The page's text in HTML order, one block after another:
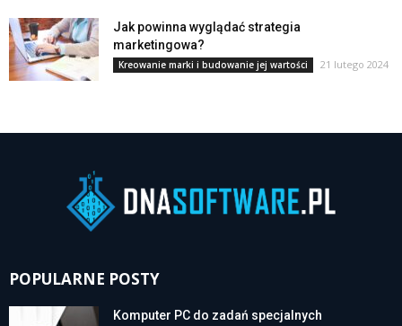
Jak powinna wyglądać strategia
marketingowa?
Kreowanie marki i budowanie jej wartości 21 lutego 2024
POPULARNE POSTY
Komputer PC do zadań specjalnych